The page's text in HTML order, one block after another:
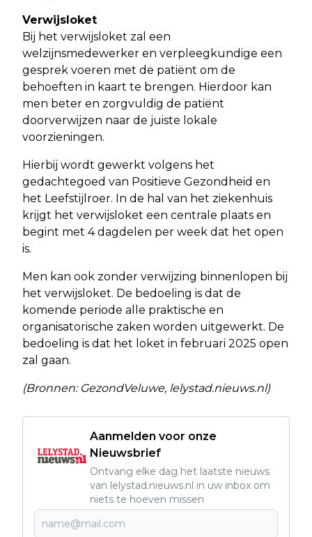
Verwijsloket
Bij het verwijsloket zal een
welzijnsmedewerker en verpleegkundige een
gesprek voeren met de patiënt om de
behoeften in kaart te brengen. Hierdoor kan
men beter en zorgvuldig de patiënt
doorverwijzen naar de juiste lokale
voorzieningen.
Hierbij wordt gewerkt volgens het
gedachtegoed van Positieve Gezondheid en
het Leefstijlroer. In de hal van het ziekenhuis
krijgt het verwijsloket een centrale plaats en
begint met 4 dagdelen per week dat het open
is.
Men kan ook zonder verwijzing binnenlopen bij
het verwijsloket. De bedoeling is dat de
komende periode alle praktische en
organisatorische zaken worden uitgewerkt. De
bedoeling is dat het loket in februari 2025 open
zal gaan.
(Bronnen: GezondVeluwe, lelystad.nieuws.nl)
Aanmelden voor onze
Nieuwsbrief
Ontvang elke dag het laatste nieuws
van lelystad.nieuws.nl in uw inbox om
niets te hoeven missen